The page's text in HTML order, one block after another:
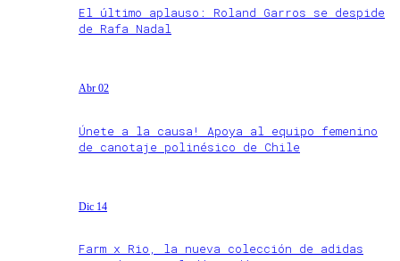
El último aplauso: Roland Garros se despide
de Rafa Nadal
Abr 02
Únete a la causa! Apoya al equipo femenino
de canotaje polinésico de Chile
Dic 14
Farm x Rio, la nueva colección de adidas